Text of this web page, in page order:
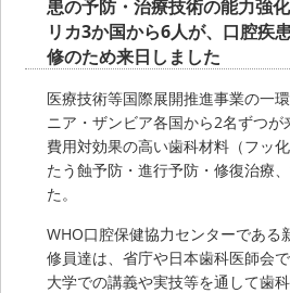
患の予防・治療技術の能力強
リカ3か国から6人が、口腔疾
修のため来日しました
医療技術等国際展開推進事業の一
ニア・ザンビア各国から2名ずつが
費用対効果の高い歯科材料（フッ
たう蝕予防・進行予防・修復治療
た。
WHO口腔保健協力センターである
修員達は、省庁や日本歯科医師会
大学での講義や実技等を通して歯